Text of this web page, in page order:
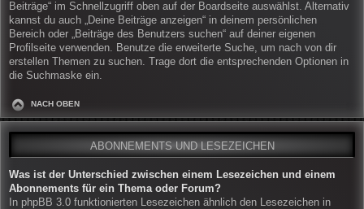
Beiträge“ im Schnellzugriff oben auf der Boardseite auswählst. Alternativ
kannst du auch „Deine Beiträge anzeigen“ in deinem persönlichen
Bereich oder „Beiträge des Benutzers suchen“ auf deiner eigenen
Profilseite verwenden. Benutze die erweiterte Suche, um nach von dir
erstellen Themen zu suchen. Trage dort die entsprechenden Optionen in
die Suchmaske ein.
NACH OBEN
ABONNEMENTS UND LESEZEICHEN
Was ist der Unterschied zwischen einem Lesezeichen und einem
Abonnements für ein Thema oder Forum?
In phpBB 3.0 funktionierten Lesezeichen ähnlich den Lesezeichen in